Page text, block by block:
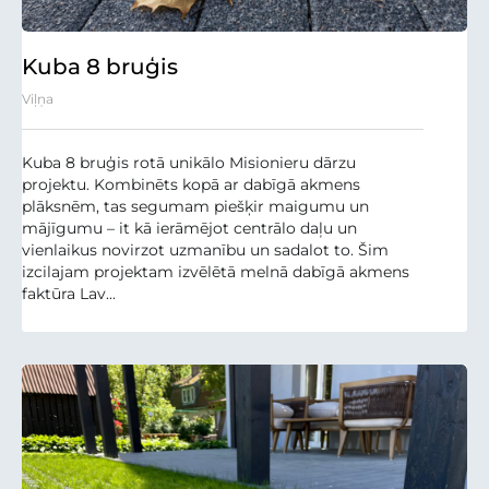
Kuba 8 bruģis
Viļņa
Kuba 8 bruģis rotā unikālo Misionieru dārzu
projektu. Kombinēts kopā ar dabīgā akmens
plāksnēm, tas segumam piešķir maigumu un
mājīgumu – it kā ierāmējot centrālo daļu un
vienlaikus novirzot uzmanību un sadalot to. Šim
izcilajam projektam izvēlētā melnā dabīgā akmens
faktūra Lav...